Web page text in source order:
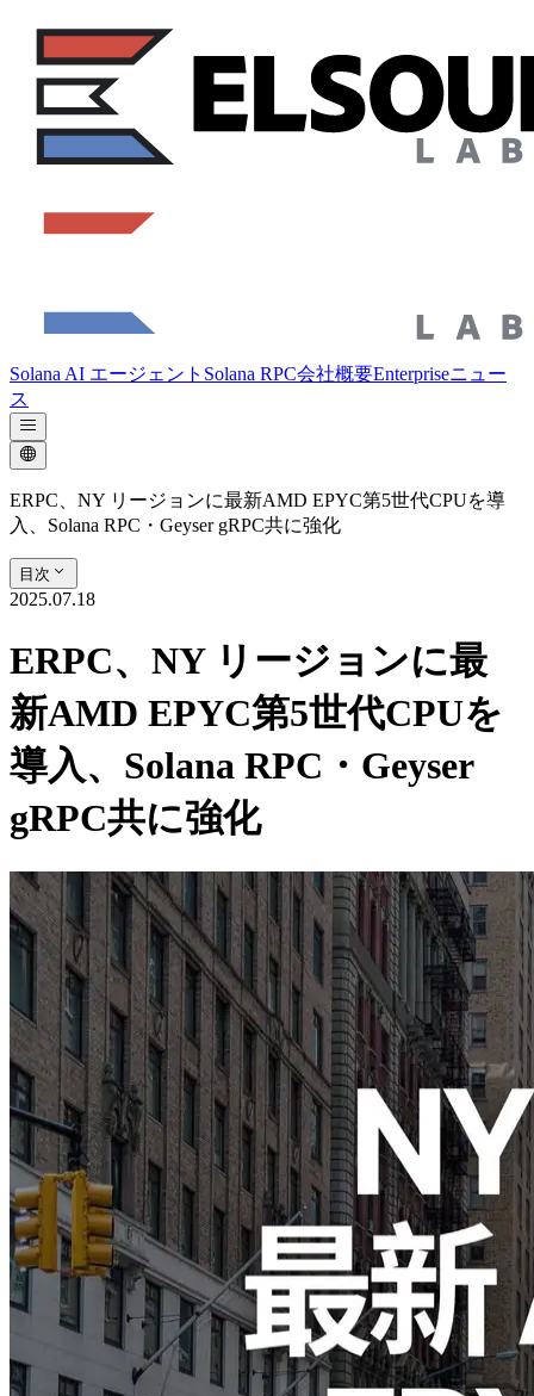
Solana AI エージェント Solana RPC会社概要Enterpriseニュー
ス
ERPC、NY リージョンに最新AMD EPYC第5世代CPUを導
入、Solana RPC・Geyser gRPC共に強化
目次
2025.07.18
ERPC、NY リージョンに最
新AMD EPYC第5世代CPUを
導入、Solana RPC・Geyser
gRPC共に強化
ELSOUL LABO B.V.（本社：オランダ・アムステルダム、代
表取締役CEO：川崎文武）とValidators DAOが運営する
ERPCは、このたび金融市場の中心地ニューヨークリージョ
ンのインフラを大幅にリニューアルいたしました。最新の第
五世代AMD EPYC CPUを導入し、RPCおよびgRPCの共用エ
ンドポイントをさらに強化しましたことをお知らせいたしま
最新第五世代AMD EPYC CPUの導入